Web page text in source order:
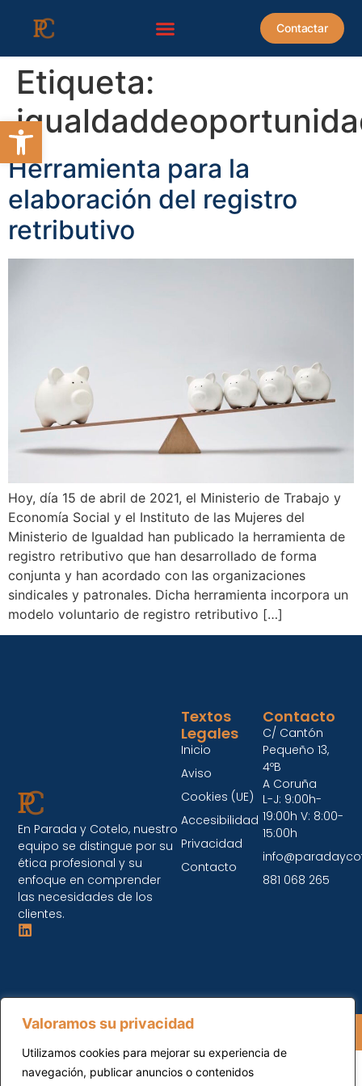
Abrir barra de herramientas
Valoramos su privacidad
Utilizamos cookies para mejorar su experiencia de
navegación, publicar anuncios o contenidos
Contactar
Etiqueta:
Herramienta para la
elaboración del registro
retributivo
Hoy, día 15 de abril de 2021, el Ministerio de Trabajo y
Economía Social y el Instituto de las Mujeres del
Ministerio de Igualdad han publicado la herramienta de
registro retributivo que han desarrollado de forma
conjunta y han acordado con las organizaciones
sindicales y patronales. Dicha herramienta incorpora un
modelo voluntario de registro retributivo […]
En Parada y Cotelo, nuestro
equipo se distingue por su
ética profesional y su
enfoque en comprender
las necesidades de los
clientes.
Contacto
C/ Cantón
Pequeño 13,
4ºB
A Coruña
L-J: 9:00h-
19:00h V: 8:00-
15:00h
881 068 265
Textos
Legales
Inicio
Aviso
Cookies (UE)
Accesibilidad
Privacidad
Contacto
Parada y Cotelo © 2026 Todos los Derechos